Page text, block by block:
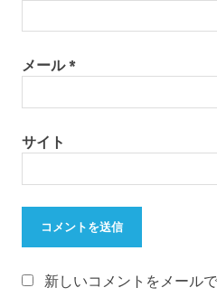
ラ
動
ウ
メール*
サイト
新しいコメントをメール